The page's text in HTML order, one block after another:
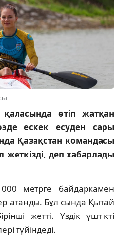
өтіп жатқан
ескек есуден сары
Қазақстан командасы
деп хабарлады
метрге байдаркамен
атанды. Бұл сында Қытай
жетті. Үздік үштікті
түйіндеді.